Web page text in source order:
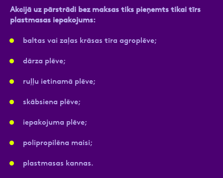
Akcijā uz pārstrādi bez maksas tiks pieņemts tikai tīrs
plastmasas iepakojums:
baltas vai zaļas krāsas tīra agroplēve;
dārza plēve;
ruļļu ietinamā plēve;
skābsiena plēve;
iepakojuma plēve;
polipropilēna maisi;
plastmasas kannas.